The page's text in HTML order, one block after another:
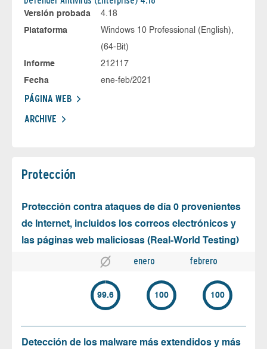
Versión probada
4.18
Plataforma
Windows 10 Professional (English),
(64-Bit)
Informe
212117
Fecha
ene-feb/2021
PÁGINA WEB
ARCHIVE
Protección
Protección contra ataques de día 0 provenientes
de Internet, incluidos los correos electrónicos y
las páginas web maliciosas (Real-World Testing)
enero febrero
99.6 100 100
Detección de los malware más extendidos y más